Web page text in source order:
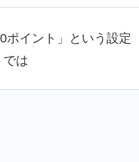
ポイント」という設定
では